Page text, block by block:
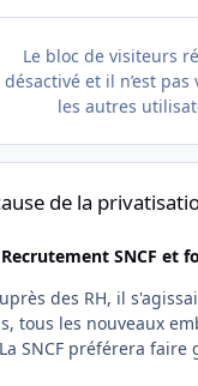
Le bloc de visiteurs
désactivé et il n’est
les autres
a venir
de la
Recrutement SNCF et